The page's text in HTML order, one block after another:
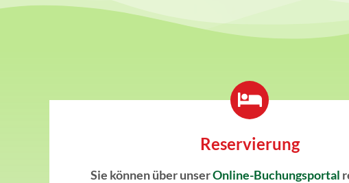
Reservierung
Sie können über unserOnline-Buchungsportal